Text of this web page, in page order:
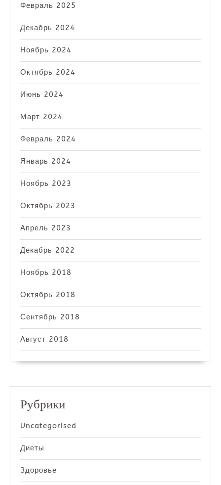
Февраль 2025
Декабрь 2024
Ноябрь 2024
Октябрь 2024
Июнь 2024
Март 2024
Февраль 2024
Январь 2024
Ноябрь 2023
Октябрь 2023
Апрель 2023
Декабрь 2022
Ноябрь 2018
Октябрь 2018
Сентябрь 2018
Август 2018
Рубрики
Uncategorised
Диеты
Здоровье